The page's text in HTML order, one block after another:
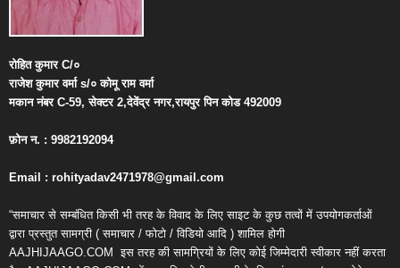
रोहित कुमारC/०
राजेश कुमार वर्माs/० कोमू राम वर्मा
मकान नंबरC-59,सेक्टर2,देवेंद्र नगर,रायपुर पिन कोड492009
फ़ोन न. : 9982192094
Email : rohityadav2471978@gmail.com
“समाचार से सम्बंधित किसी भी तरह के विवाद के लिए साइट के कुछ तत्वों में उपयोगकर्ताओं
द्वारा प्रस्तुत सामग्री ( समाचार / फोटो / विडियो आदि ) शामिल होगी
AAJHIJAAGO.COM इस तरह की सामग्रियों के लिए कोई जिम्मेदारी स्वीकार नहीं करता